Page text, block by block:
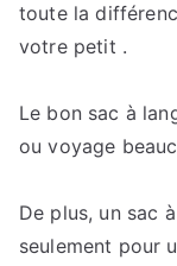
toute la
votre petit .
Le bon sac à
ou voyage
De plus, un sac
seulement pour